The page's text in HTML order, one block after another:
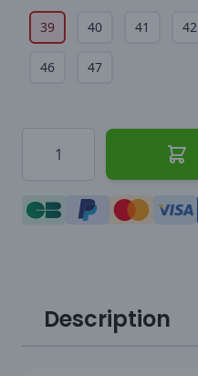
39 40 41 42
46 47
Description